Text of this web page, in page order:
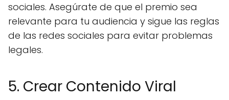
sociales. Asegúrate de que el premio sea
relevante para tu audiencia y sigue las reglas
de las redes sociales para evitar problemas
legales.
5. Crear Contenido Viral